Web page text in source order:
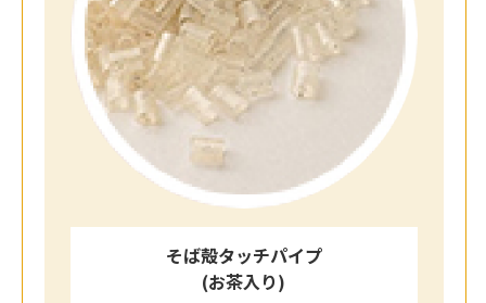
そば殻タッチパイプ
(お茶入り)